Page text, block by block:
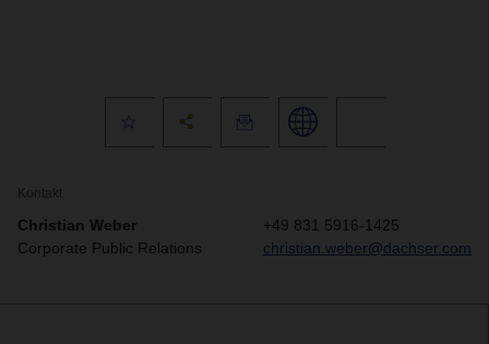
Kontakt
Christian Weber
Corporate Public Relations
+49 831 5916-1425
christian.weber@dachser.com